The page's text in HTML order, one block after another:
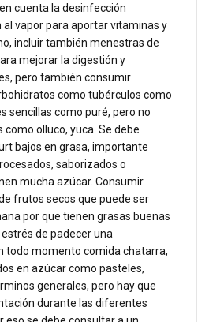
cuenta la desinfección
al vapor para aportar vitaminas y
incluir también menestras de
mejorar la digestión y
pero también consumir
como tubérculos como
sencillas como puré, pero no
olluco, yuca. Se debe
bajos en grasa, importante
saborizados o
mucha azúcar. Consumir
frutos secos que puede ser
por que tienen grasas buenas
de padecer una
todo momento comida chatarra,
en azúcar como pasteles,
generales, pero hay que
durante las diferentes